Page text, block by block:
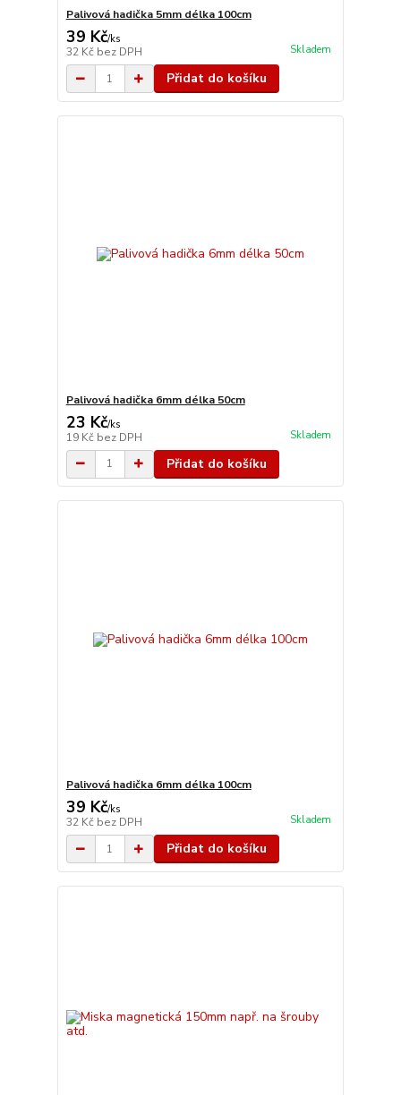
Palivová hadička 5mm délka 100cm
39 Kč/ks
32 Kč bez DPH Skladem
Přidat do košíku
Palivová hadička 6mm délka 50cm
23 Kč/ks
19 Kč bez DPH Skladem
Přidat do košíku
Palivová hadička 6mm délka 100cm
39 Kč/ks
32 Kč bez DPH Skladem
Přidat do košíku